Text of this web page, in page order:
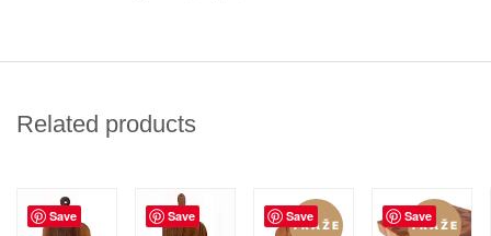
Related products
Save Save Save
TRAŽE
Save
TRAŽE